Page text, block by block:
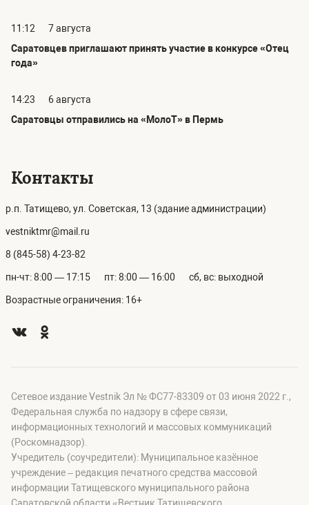
11:12
7 августа
Саратовцев приглашают принять участие в конкурсе «Отец
года»
14:23
6 августа
Саратовцы отправились на «МолоТ» в Пермь
Контакты
р.п. Татищево, ул. Советская, 13 (здание администрации)
vestniktmr@mail.ru
8 (845-58) 4-23-82
пн-чт: 8:00 — 17:15 пт: 8:00 — 16:00 сб, вс: выходной
Возрастные ограничения: 16+
Сетевое издание Vestnik Эл № ФС77-83309 от 03 июня 2022 г.,
Федеральная служба по надзору в сфере связи,
информационных технологий и массовых коммуникаций
(Роскомнадзор).
Учредитель (соучредители): Муниципальное казённое
учреждение – редакция печатного средства массовой
информации Татищевского муниципального района